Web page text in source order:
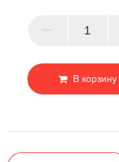
В корзину